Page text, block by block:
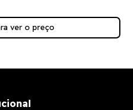
ver o preço